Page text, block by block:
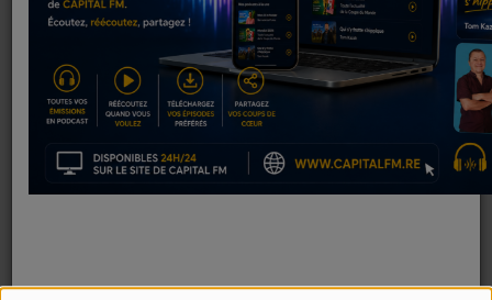
Gourbeyre